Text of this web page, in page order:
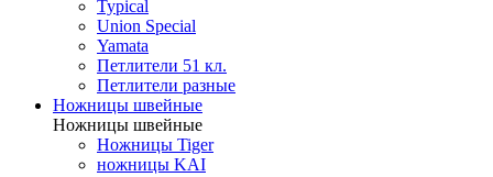
Typical
Union Special
Yamata
Петлители 51 кл.
Петлители разные
Ножницы швейные
Ножницы швейные
Ножницы Tiger
ножницы KAI